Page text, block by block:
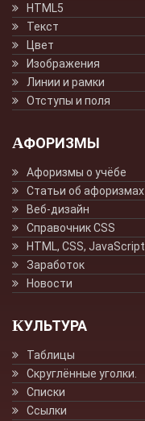
HTML5
Текст
Цвет
Изображения
Линии и рамки
Отступы и поля
АФОРИЗМЫ
Афоризмы о учёбе
Статьи об афоризмах
Веб-дизайн
Справочник CSS
HTML, CSS, JavaScript.
Заработок
Новости
КУЛЬТУРА
Таблицы
Скруглённые уголки.
Списки
Ссылки